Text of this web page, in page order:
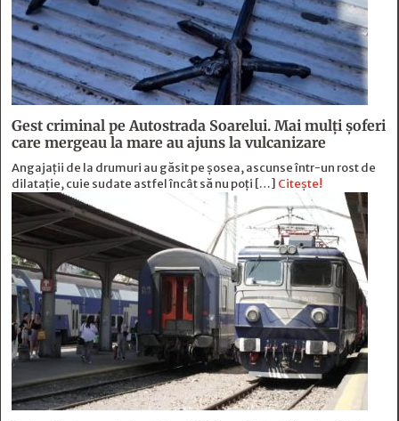
Gest criminal pe Autostrada Soarelui. Mai mulți șoferi
care mergeau la mare au ajuns la vulcanizare
Angajaţii de la drumuri au găsit pe şosea, ascunse într-un rost de
dilataţie, cuie sudate astfel încât să nu poţi […] Citește!